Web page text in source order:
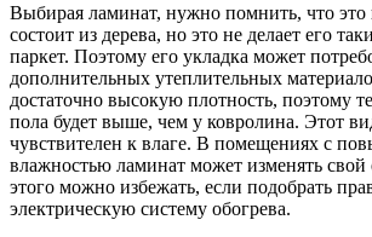
Выбирая ламинат, нужно помнить, что это
состоит из дерева, но это не делает его
паркет. Поэтому его укладка может
дополнительных утеплительных
достаточно высокую плотность, поэтому
пола будет выше, чем у ковролина. Этот
чувствителен к влаге. В помещениях с
влажностью ламинат может изменять
этого можно избежать, если подобрать
электрическую систему обогрева.